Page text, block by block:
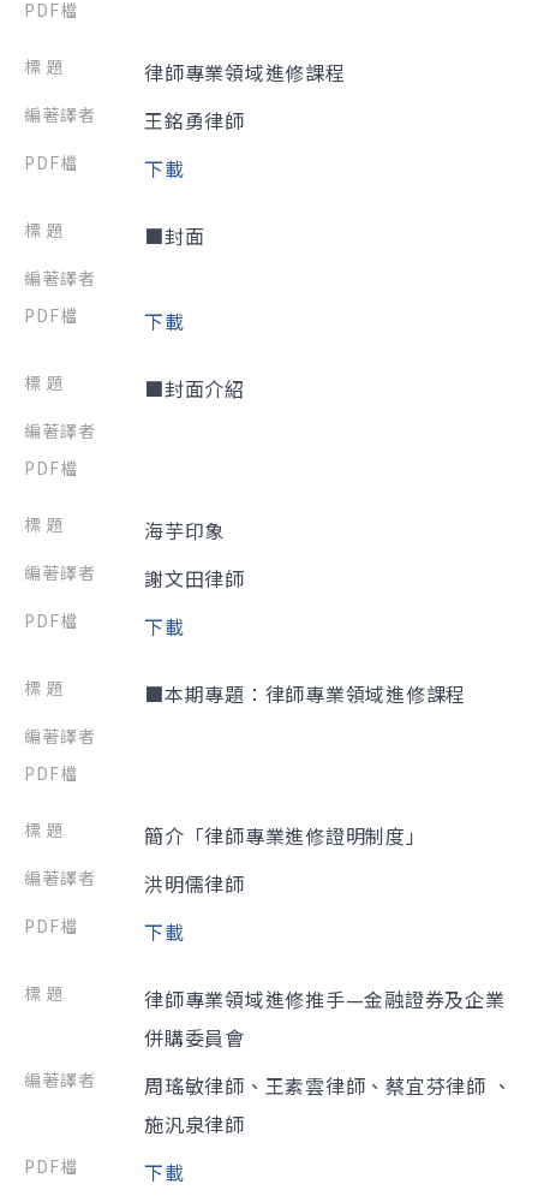
律師專業領域進修課程
王銘勇律師
下載
■封面
下載
■封面介紹
海芋印象
謝文田律師
下載
■本期專題：律師專業領域進修課程
簡介「律師專業進修證明制度」
洪明儒律師
下載
律師專業領域進修推手—金融證券及企業
併購委員會
周瑤敏律師、王素雲律師、蔡宜芬律師 、
施汎泉律師
下載